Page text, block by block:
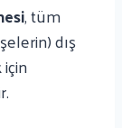
, tüm
dış